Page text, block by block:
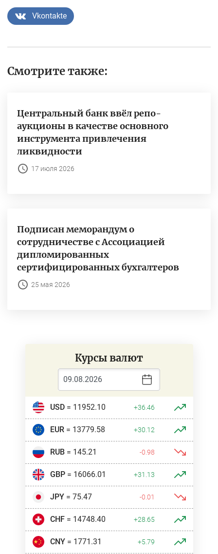
Vkontakte
Смотрите также:
Центральный банк ввёл репо-
аукционы в качестве основного
инструмента привлечения
ликвидности
17 июля 2026
Подписан меморандум о
сотрудничестве с Ассоциацией
дипломированных
сертифицированных бухгалтеров
25 мая 2026
Курсы валют
USD= 11952.10 +36.46
EUR= 13779.58 +30.12
RUB= 145.21 -0.98
GBP= 16066.01 +31.13
JPY= 75.47 -0.01
CHF= 14748.40 +28.65
CNY= 1771.31 +5.79